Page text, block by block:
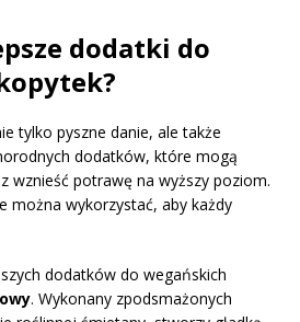
dodatki do
tylko pyszne danie, ale także
dodatków, które mogą
wznieść potrawę na wyższy poziom.
można wykorzystać, aby każdy
dodatków do wegańskich
. Wykonany zpodsmażonych